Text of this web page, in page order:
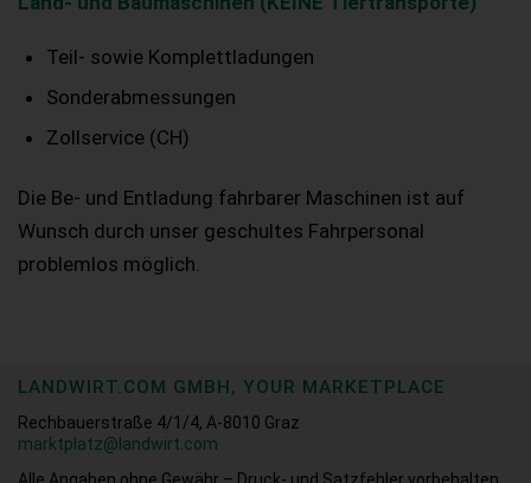
Teil- sowie Komplettladungen
Sonderabmessungen
Zollservice (CH)
Die Be- und Entladung fahrbarer Maschinen ist auf
Wunsch durch unser geschultes Fahrpersonal
problemlos möglich.
LANDWIRT.COM GMBH, YOUR MARKETPLACE
Rechbauerstraße 4/1/4, A-8010 Graz
marktplatz@landwirt.com
Alle Angaben ohne Gewähr – Druck- und Satzfehler vorbehalten.